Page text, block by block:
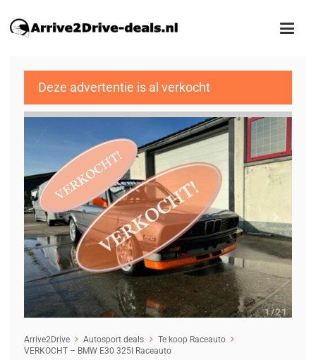
Deze advertentie is al verkocht
1/21
Arrive2Drive Autosport deals
Te koop Raceauto
VERKOCHT – BMW E30 325I Raceauto